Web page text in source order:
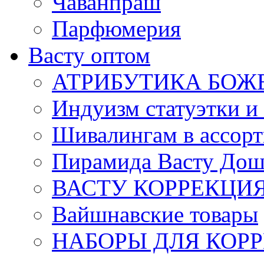
Парфюмерия
Васту оптом
АТРИБУТИКА
Индуизм статуэтки
Шивалингам в
Пирамида Васту
ВАСТУ
Вайшнавские товары
НАБОРЫ ДЛЯ